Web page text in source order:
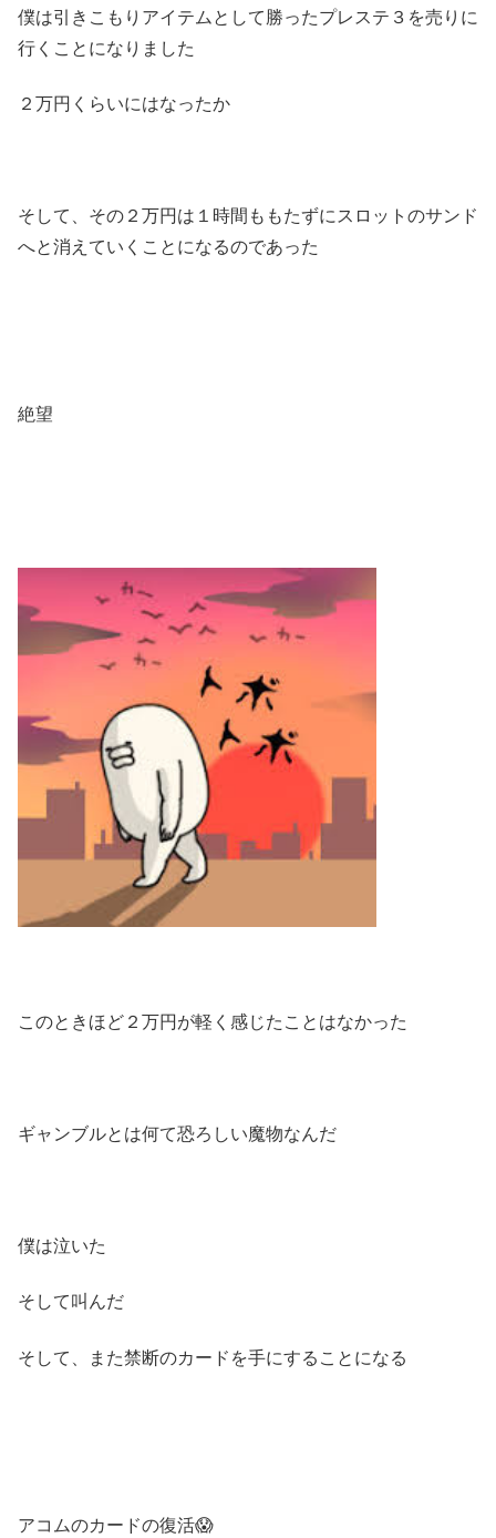
僕は引きこもりアイテムとして勝ったプレステ３を売りに
行くことになりました
２万円くらいにはなったか
そして、その２万円は１時間ももたずにスロットのサンド
へと消えていくことになるのであった
絶望
このときほど２万円が軽く感じたことはなかった
ギャンブルとは何て恐ろしい魔物なんだ
僕は泣いた
そして叫んだ
そして、また禁断のカードを手にすることになる
アコムのカードの復活😱